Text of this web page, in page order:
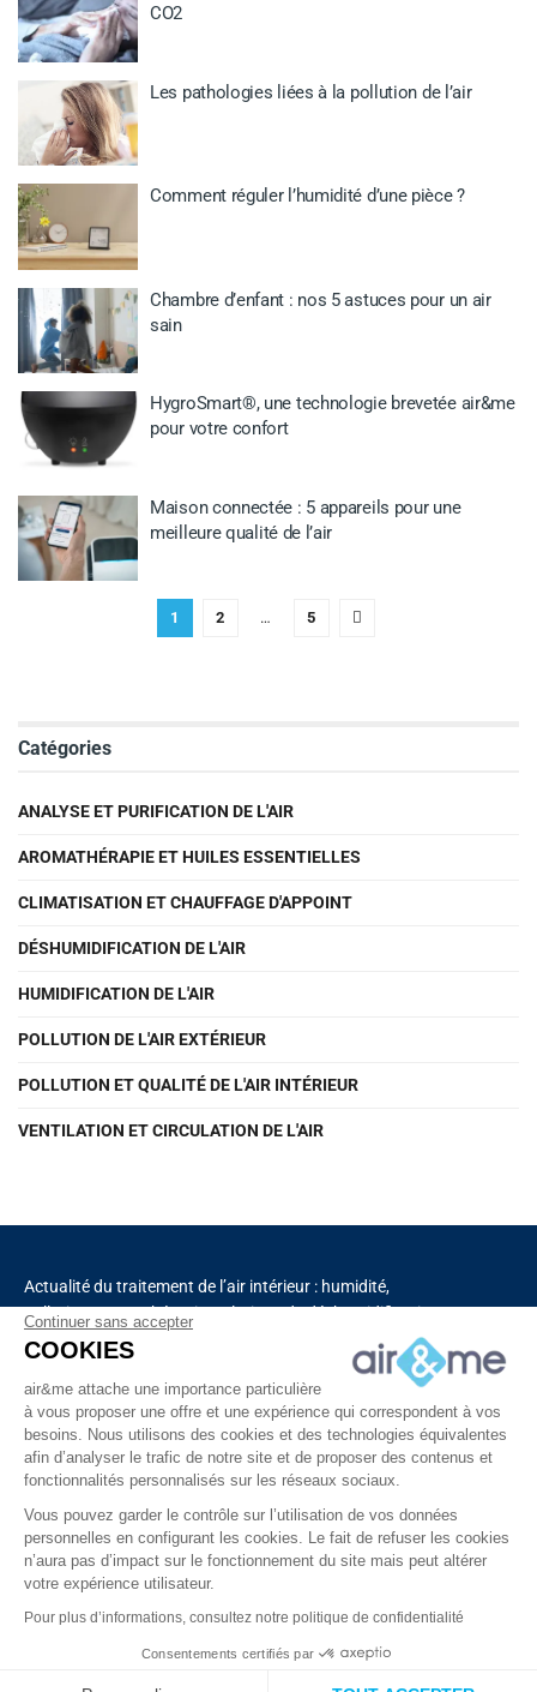
CO2
Les pathologies liées à la pollution de l’air
Comment réguler l’humidité d’une pièce ?
Chambre d’enfant : nos 5 astuces pour un air
sain
HygroSmart®, une technologie brevetée air&me
pour votre confort
Maison connectée : 5 appareils pour une
meilleure qualité de l’air
1 2 … 5
Catégories
ANALYSE ET PURIFICATION DE L'AIR
AROMATHÉRAPIE ET HUILES ESSENTIELLES
CLIMATISATION ET CHAUFFAGE D'APPOINT
DÉSHUMIDIFICATION DE L'AIR
HUMIDIFICATION DE L'AIR
POLLUTION DE L'AIR EXTÉRIEUR
POLLUTION ET QUALITÉ DE L'AIR INTÉRIEUR
VENTILATION ET CIRCULATION DE L'AIR
Actualité du traitement de l’air intérieur : humidité,
pollution, aromathérapie, solutions de déshumidification
et de purification de l’air, chauffage, ventilation,
Découvrez tous nos produits
Copyright © 2025 – Tous droits réservés à air&me
Continuer sans accepter
COOKIES
air&me attache une importance particulière
à vous proposer une offre et une expérience qui correspondent à vos
besoins. Nous utilisons des cookies et des technologies équivalentes
afin d’analyser le trafic de notre site et de proposer des contenus et
fonctionnalités personnalisés sur les réseaux sociaux.
Vous pouvez garder le contrôle sur l’utilisation de vos données
personnelles en configurant les cookies. Le fait de refuser les cookies
n’aura pas d’impact sur le fonctionnement du site mais peut altérer
votre expérience utilisateur.
Pour plus d’informations, consultez notre politique de confidentialité
Consentements certifiés par